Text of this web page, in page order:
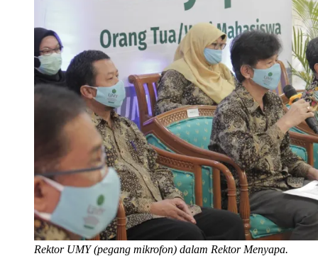
Rektor UMY (pegang mikrofon) dalam Rektor Menyapa.